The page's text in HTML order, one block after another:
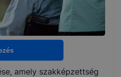
amely szakképzettség